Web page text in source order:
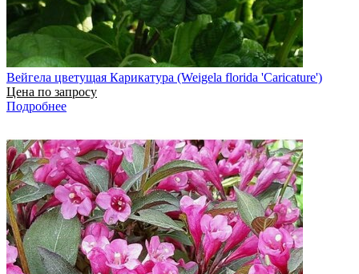
Вейгела цветущая Карикатура (Weigela florida 'Caricature')
Цена по запросу
Подробнее